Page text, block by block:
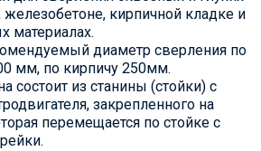
железобетоне, кирпичной кладке и
материалах.
диаметр сверления по
мм, по кирпичу 250мм.
состоит из станины (стойки) с
закрепленного на
перемещается по стойке с